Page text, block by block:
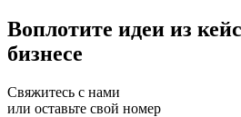
Воплотите идеи из
бизнесе
Свяжитесь с нами
или оставьте свой номер